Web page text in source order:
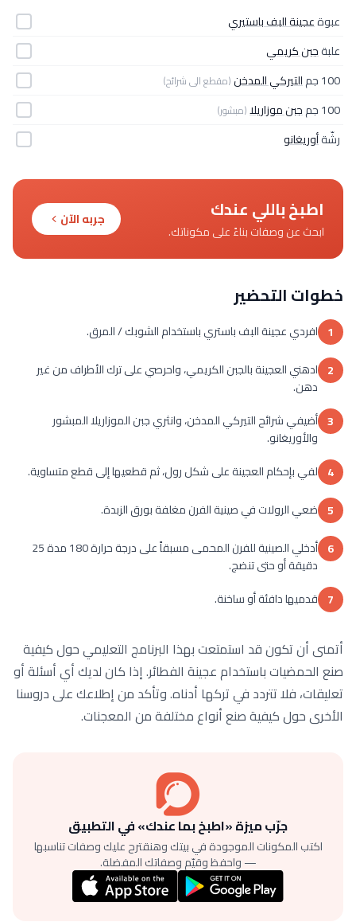
عبوةعجينة البف باستيري
علبةجبن كريمي
100 جم
التيركي المدخن(مقطع الى شرائح)
100 جم جبن موزاريلا(مبشور)
رشّةأوريغانو
اطبخ باللي عندك
ابحث عن وصفات بناءً على مكوناتك.
جربه الآن
خطوات التحضير
1 افردي عجينة البف باستري باستخدام الشوبك / المرق.
2 ادهني العجينة بالجبن الكريمي، واحرصي على ترك الأطراف من غير
دهن.
3 أضيفي شرائح التيركي المدخن، وانثري جبن الموزاريلا المبشور
والأوريغانو.
4 لفي بإحكام العجينة على شكل رول، ثم قطعيها إلى قطع متساوية.
5 ضعي الرولات في صينية الفرن مغلفة بورق الزبدة.
6
أدخلي الصينية للفرن المحمى مسبقاً على درجة حرارة 180 مدة 25
دقيقة أو حتى تنضج.
7 قدميها دافئة أو ساخنة.
أتمنى أن تكون قد استمتعت بهذا البرنامج التعليمي حول كيفية
صنع الحمضيات باستخدام عجينة الفطائر. إذا كان لديك أي أسئلة أو
تعليقات، فلا تتردد في تركها أدناه. وتأكد من إطلاعك على دروسنا
الأخرى حول كيفية صنع أنواع مختلفة من المعجنات.
جرّب ميزة «اطبخ بما عندك» في التطبيق
اكتب المكونات الموجودة في بيتك وهنقترح عليك وصفات تناسبها
— واحفظ وقيّم وصفاتك المفضلة.